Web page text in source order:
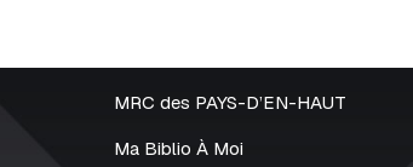
MRC des PAYS-D’EN-HAUT
Ma Biblio À Moi